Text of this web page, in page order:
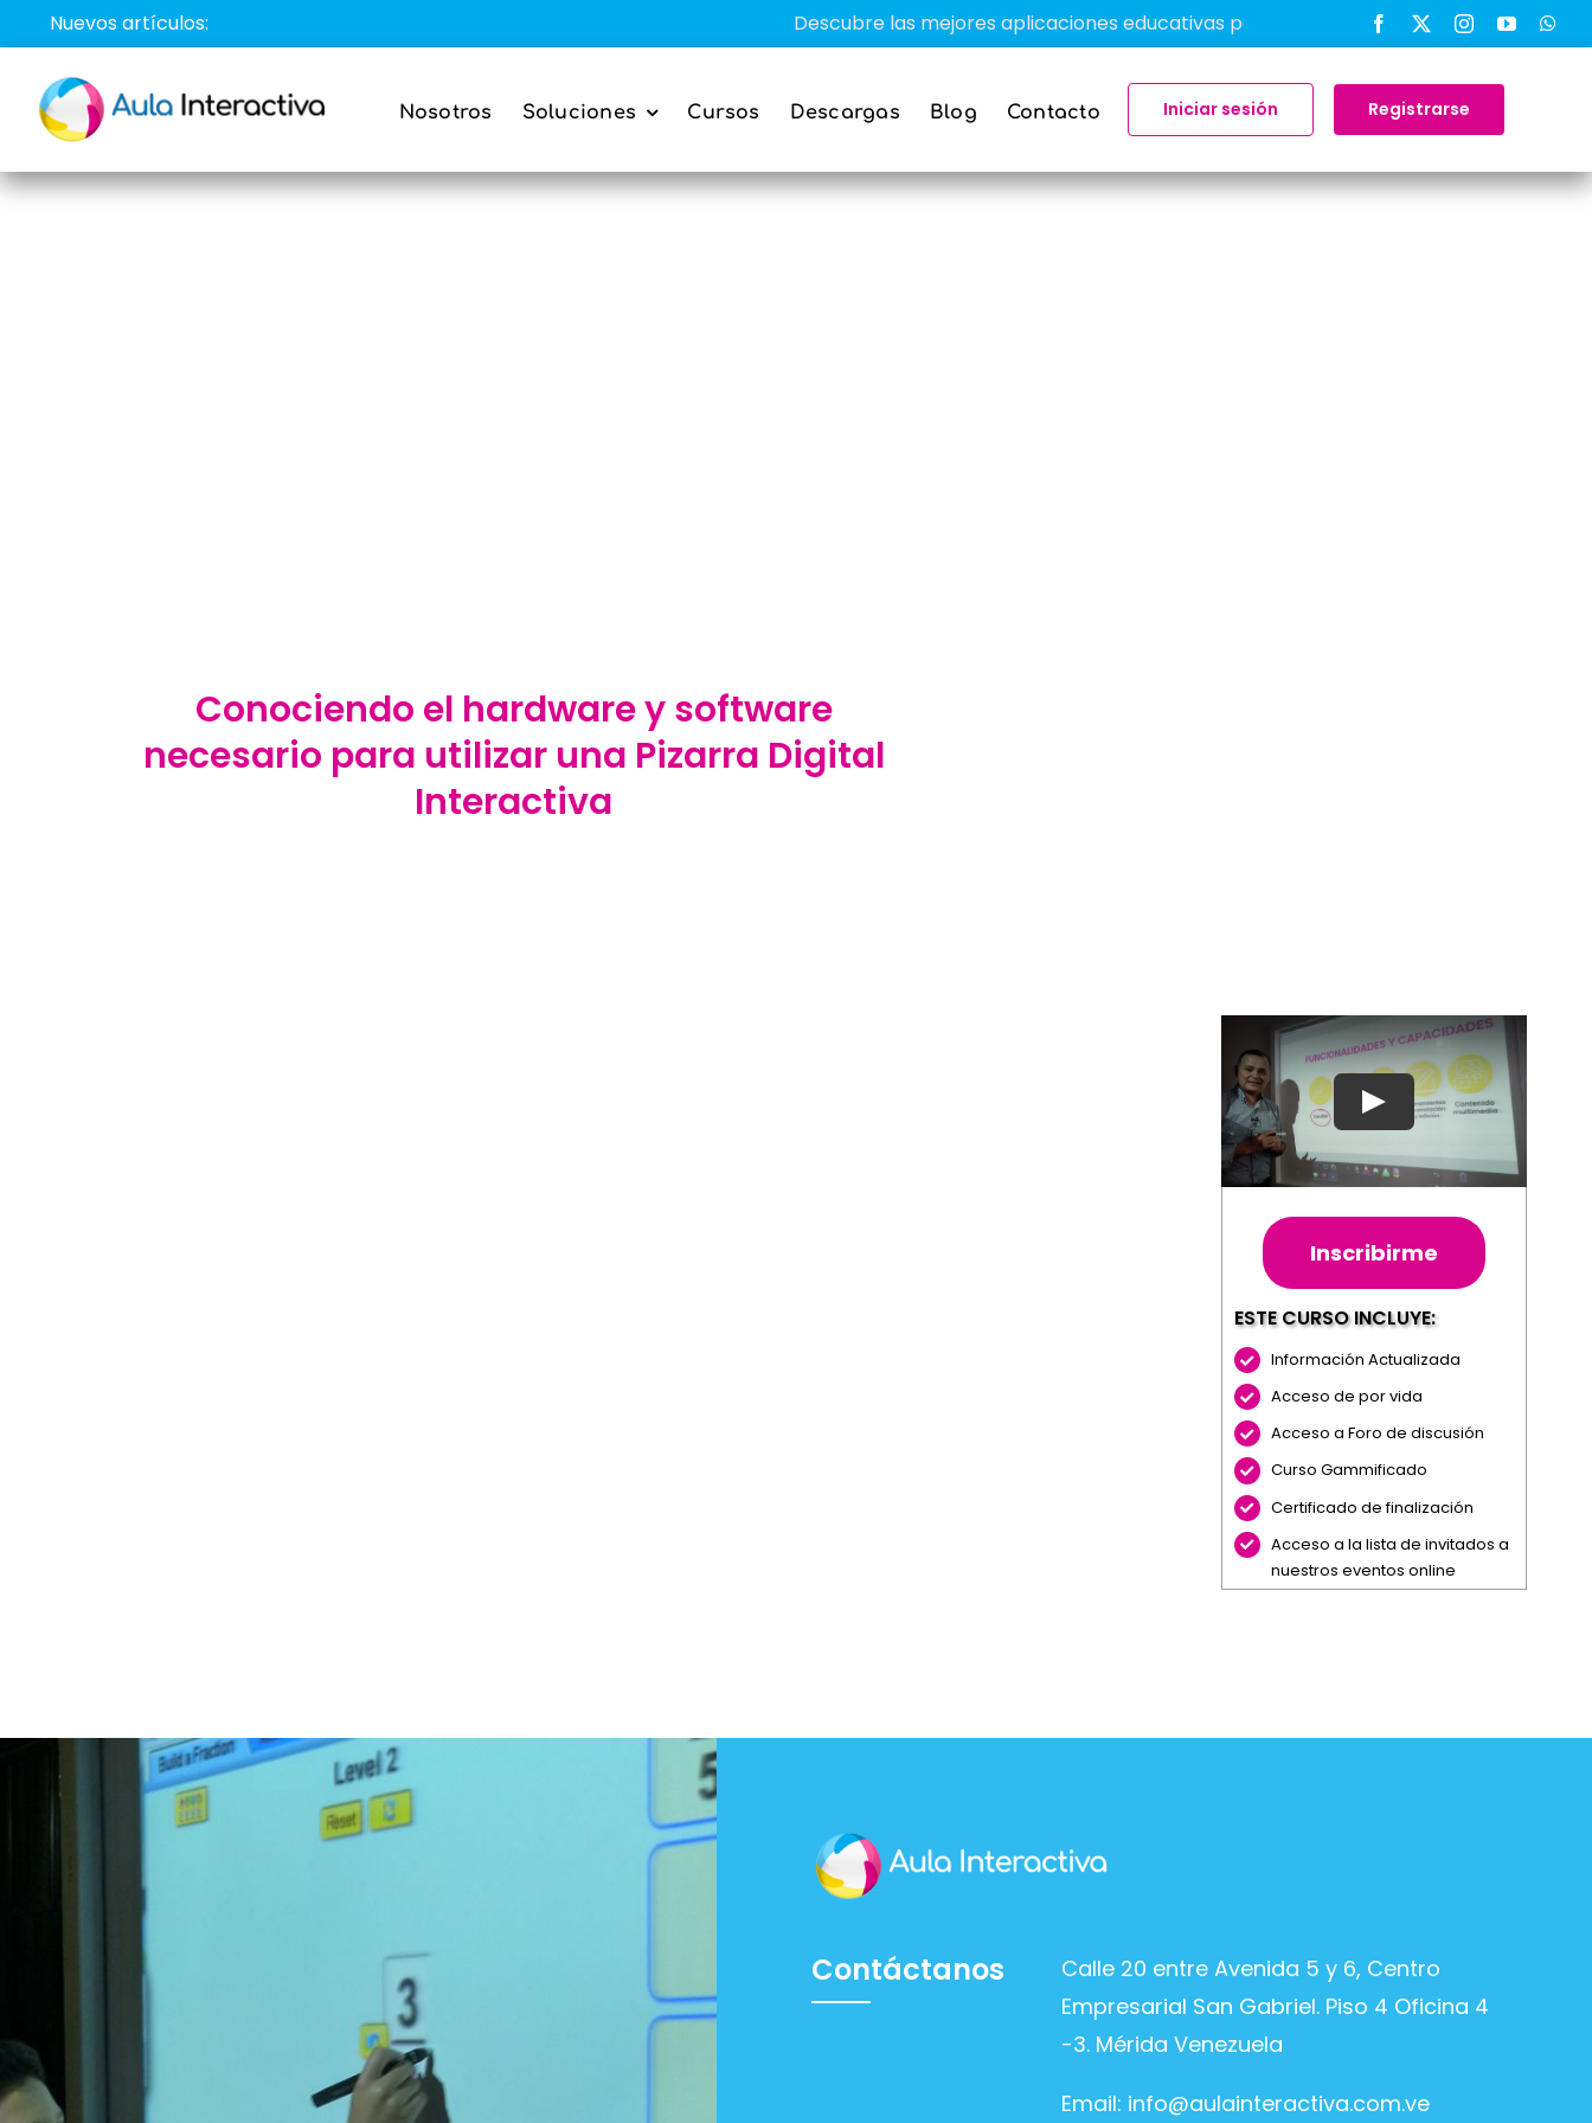
Saltar
al
contenido
Nuevos artículos: Descubre las mejores aplicaciones educativas para transformar el aprendizaje en el aula
Nosotros Soluciones Cursos Descargas Blog Contacto Iniciar sesión Registrarse
Conociendo el hardware y software
necesario para utilizar una Pizarra Digital
Interactiva
Inscribirme
ESTE CURSO INCLUYE:
Información Actualizada
Acceso de por vida
Acceso a Foro de discusión
Curso Gammificado
Certificado de finalización
Acceso a la lista de invitados a
nuestros eventos online
Contáctanos
Calle 20 entre Avenida 5 y 6, Centro
Empresarial San Gabriel. Piso 4 Oficina 4
-3. Mérida Venezuela
Email: info@aulainteractiva.com.ve